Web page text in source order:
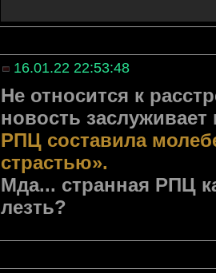
16.01.22 22:53:48
Не относится к
новость заслуживает
РПЦ составила
страстью».
Мда... странная РПЦ
лезть?